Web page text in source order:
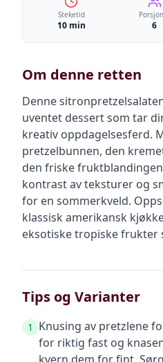
Steketid
10 min 6
Om denne retten
Denne
uventet dessert som tar
kreativ oppdagelsesferd.
pretzelbunnen, den
den friske
kontrast av teksturer og
for en sommerkveld.
klassisk amerikansk
eksotiske tropiske frukter
Tips og Varianter
1
Knusing av pretzlene
for riktig fast og